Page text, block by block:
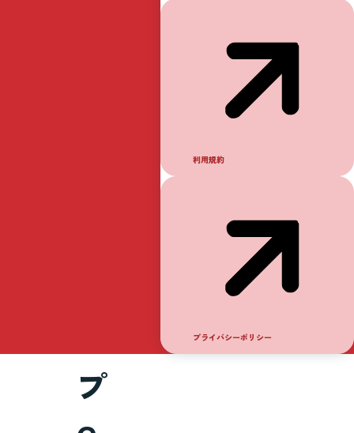
利用規約
プライバシーポリシー
プ